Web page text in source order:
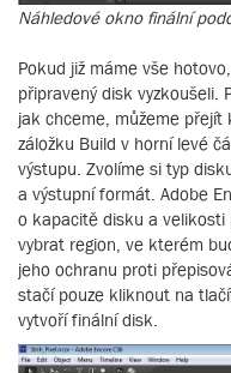
Náhledové okno finální
Pokud již máme vše
připravený disk vyzkoušeli.
jak chceme, můžeme
záložku Build v horní levé
výstupu. Zvolíme si typ
a výstupní formát. Adobe
o kapacitě disku a velikosti
vybrat region, ve kterém
jeho ochranu proti
stačí pouze kliknout na
vytvoří finální disk.